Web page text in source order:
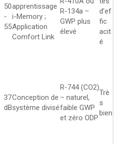
50
-
55
apprentissage
i-Memory ;
Application
Comfort Link
R-134a –
GWP plus
élevé
d’ef
fic
acit
é
37
dB
Conception de
système divisé
R-744 (CO2)
– naturel,
faible GWP
et zéro ODP
Trè
s
bien